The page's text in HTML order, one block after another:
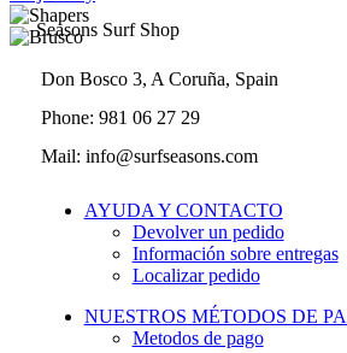
Seasons Surf Shop
Don Bosco 3, A Coruña, Spain
Phone: 981 06 27 29
Mail: info@surfseasons.com
AYUDA Y CONTACTO
Devolver un pedido
Información sobre entregas
Localizar pedido
NUESTROS MÉTODOS DE
Metodos de pago